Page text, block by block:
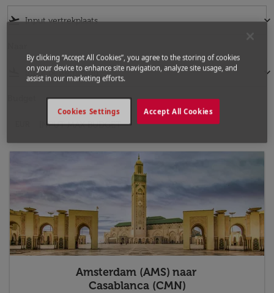
flight_takeoff keyboard_arrow_down
keyboard_arrow_down
Amsterdam (AMS) naar
Casablanca (CMN)
By clicking “Accept All Cookies”, you agree to the storing of cookies
on your device to enhance site navigation, analyze site usage, and
assist in our marketing efforts.
Accept All Cookies
Cookies Settings